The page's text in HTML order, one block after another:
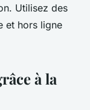
Utilisez des
et hors ligne
à la